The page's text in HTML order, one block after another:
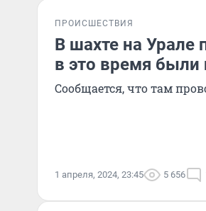
ПРОИСШЕСТВИЯ
В шахте на Урале
в это время были
Сообщается, что там
1 апреля, 2024, 23:45 5 656